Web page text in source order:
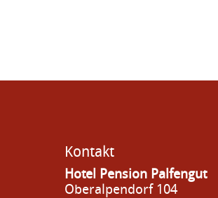
Kontakt
Hotel Pension Palfengut
Oberalpendorf 104